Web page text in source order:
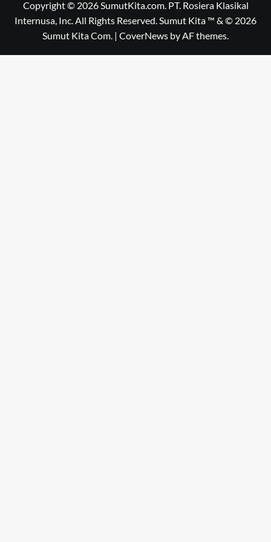
Copyright © 2026 SumutKita.com. PT. Rosiera Klasikal
Internusa, Inc. All Rights Reserved. Sumut Kita ™ & © 2026
Sumut Kita Com. | CoverNews by AF themes.